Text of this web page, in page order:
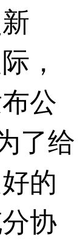
，
公
了给
的
协